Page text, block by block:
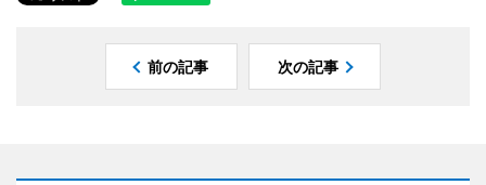
前の記事 次の記事